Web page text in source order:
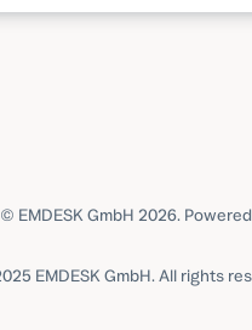
© EMDESK GmbH 2026.